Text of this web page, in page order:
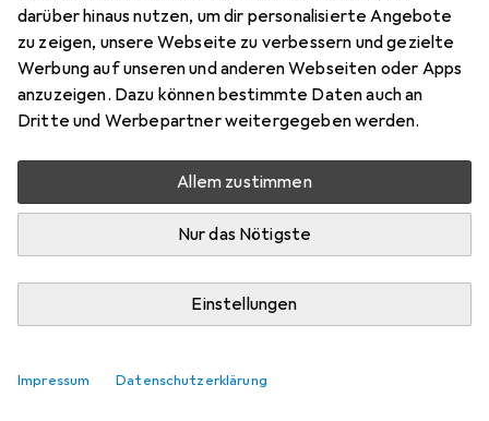
darüber hinaus nutzen, um dir personalisierte Angebote
zu zeigen, unsere Webseite zu verbessern und gezielte
Werbung auf unseren und anderen Webseiten oder Apps
anzuzeigen. Dazu können bestimmte Daten auch an
Dritte und Werbepartner weitergegeben werden.
Allem zustimmen
Nur das Nötigste
Einstellungen
Impressum Datenschutzerklärung
77 Mehr von Lenovo
Testberichte
Gut bei 2 Tests
Aktuell nicht lieferbar
Benachrichtigen, wenn lieferbar
Vergleichen Merken